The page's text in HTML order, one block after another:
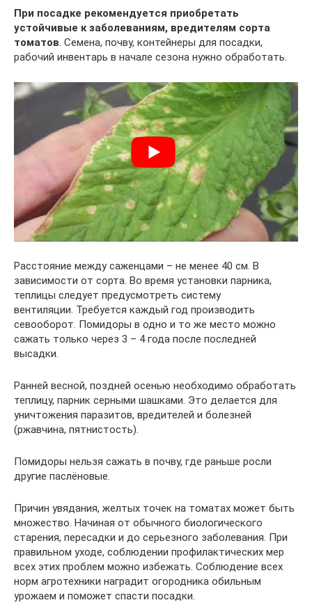
При посадке рекомендуется приобретать
устойчивые к заболеваниям, вредителям сорта
томатов. Семена, почву, контейнеры для посадки,
рабочий инвентарь в начале сезона нужно обработать.
Расстояние между саженцами – не менее 40 см. В
зависимости от сорта. Во время установки парника,
теплицы следует предусмотреть систему
вентиляции. Требуется каждый год производить
севооборот. Помидоры в одно и то же место можно
сажать только через 3 – 4 года после последней
высадки.
Ранней весной, поздней осенью необходимо обработать
теплицу, парник серными шашками. Это делается для
уничтожения паразитов, вредителей и болезней
(ржавчина, пятнистость).
Помидоры нельзя сажать в почву, где раньше росли
другие паслёновые.
Причин увядания, желтых точек на томатах может быть
множество. Начиная от обычного биологического
старения, пересадки и до серьезного заболевания. При
правильном уходе, соблюдении профилактических мер
всех этих проблем можно избежать. Соблюдение всех
норм агротехники наградит огородника обильным
урожаем и поможет спасти посадки.